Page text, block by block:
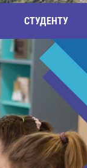
СТУДЕНТУ